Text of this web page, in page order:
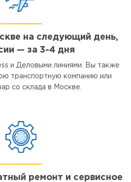
на следующий день,
— за 3-4 дня
и Деловыми линиями. Вы также
транспортную компанию или
со склада в Москве.
ремонт и сервисное